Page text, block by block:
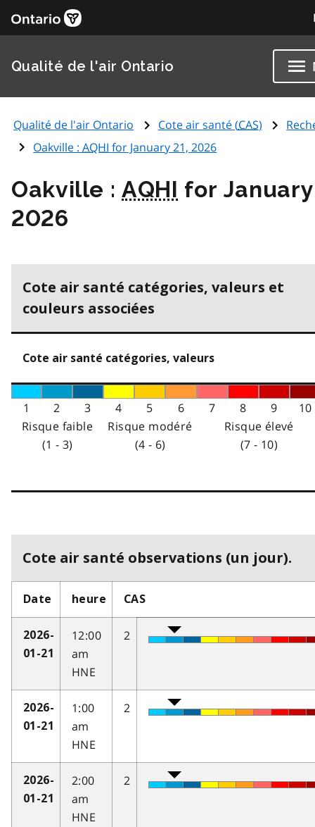
Qualité de l'air Ontario
Qualité de l'air Ontario Cote air santé (CAS)
Oakville :AQHI for January 21, 2026
Oakville :AQHI for
2026
Cote air santé catégories, valeurs et
couleurs associées
Cote air santé catégories, valeurs
1 2 3 4 5 6 7 8 9
10
Risque faible
(1 - 3)
Risque modéré
(4 - 6)
Risque élevé
(7 - 10)
Cote air santé observations (un jour).
Date heure CAS
2026-
01-21
12:00
am
HNE
2
2026-
01-21
1:00
am
HNE
2
2026-
01-21
2:00
am
HNE
2